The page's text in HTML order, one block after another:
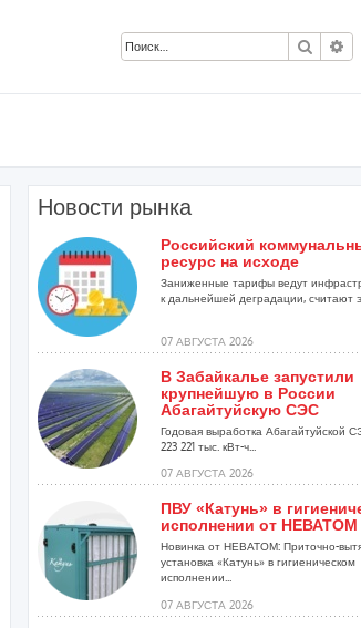
Поиск
Новости рынка
Российский
ресурс на исходе
Заниженные тарифы ведут
к дальнейшей деградации, считают
07 АВГУСТА 2026
В Забайкалье запустили
крупнейшую в России
Абагайтуйскую СЭС
Годовая выработка Абагайтуйской
223 221 тыс. кВт-ч...
07 АВГУСТА 2026
ПВУ «Катунь» в
исполнении от НЕВАТОМ
Новинка от НЕВАТОМ: Приточно-
установка «Катунь» в гигиеническом
исполнении...
07 АВГУСТА 2026